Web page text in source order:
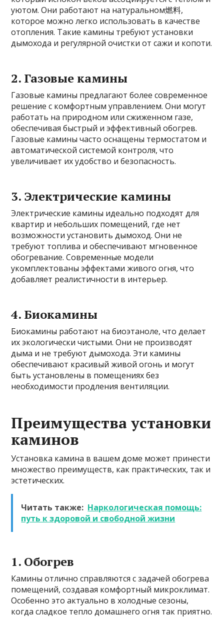
уютом. Они работают на натуральном燃料,
которое можно легко использовать в качестве
отопления. Такие камины требуют установки
дымохода и регулярной очистки от сажи и копоти.
2. Газовые камины
Газовые камины предлагают более современное
решение с комфортным управлением. Они могут
работать на природном или сжиженном газе,
обеспечивая быстрый и эффективный обогрев.
Газовые камины часто оснащены термостатом и
автоматической системой контроля, что
увеличивает их удобство и безопасность.
3. Электрические камины
Электрические камины идеально подходят для
квартир и небольших помещений, где нет
возможности установить дымоход. Они не
требуют топлива и обеспечивают мгновенное
обогревание. Современные модели
укомплектованы эффектами живого огня, что
добавляет реалистичности в интерьер.
4. Биокамины
Биокамины работают на биоэтаноле, что делает
их экологически чистыми. Они не производят
дыма и не требуют дымохода. Эти камины
обеспечивают красивый живой огонь и могут
быть установлены в помещениях без
необходимости продления вентиляции.
Преимущества установки
каминов
Установка камина в вашем доме может принести
множество преимуществ, как практических, так и
эстетических.
Читать также: Наркологическая помощь:
путь к здоровой и свободной жизни
1. Обогрев
Камины отлично справляются с задачей обогрева
помещений, создавая комфортный микроклимат.
Особенно это актуально в холодные сезоны,
когда сладкое тепло домашнего огня так приятно.